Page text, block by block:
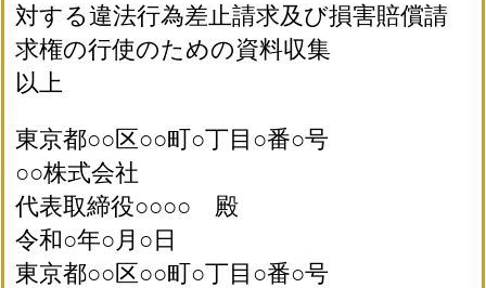
対する違法行為差止請求及び損害賠償請
求権の行使のための資料収集
以上
東京都○○区○○町○丁目○番○号
○○株式会社
代表取締役○○○○ 殿
令和○年○月○日
東京都○○区○○町○丁目○番○号